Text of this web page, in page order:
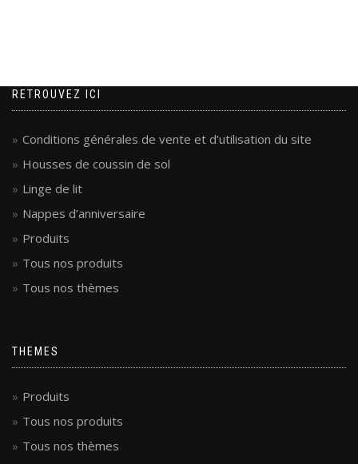
RETROUVEZ ICI
Conditions générales de vente et d’utilisation du site
Housses de coussin de sol
Linge de lit
Nappes d’anniversaire
Produits
Tous nos produits
Tous nos thèmes
THEMES
Produits
Tous nos produits
Tous nos thèmes